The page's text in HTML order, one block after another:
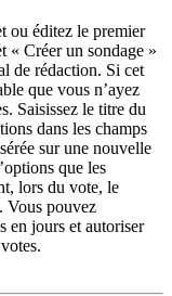
ou éditez le premier
« Créer un sondage »
de rédaction. Si cet
que vous n’ayez
Saisissez le titre du
dans les champs
sur une nouvelle
que les
lors du vote, le
Vous pouvez
en jours et autoriser